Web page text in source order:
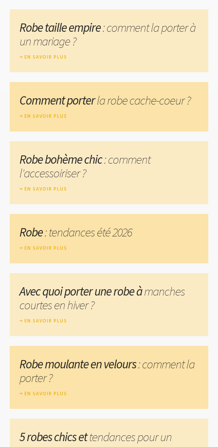
Robe taille empire: comment la porter à
un mariage ?
EN SAVOIR PLUS
Comment porterla robe cache-coeur ?
EN SAVOIR PLUS
Robe bohème chic: comment
l'accessoiriser ?
EN SAVOIR PLUS
Robe: tendances été 2026
EN SAVOIR PLUS
Avec quoi porter une robe àmanches
courtes en hiver ?
EN SAVOIR PLUS
Robe moulante en velours: comment la
porter ?
EN SAVOIR PLUS
5 robes chics ettendances pour un